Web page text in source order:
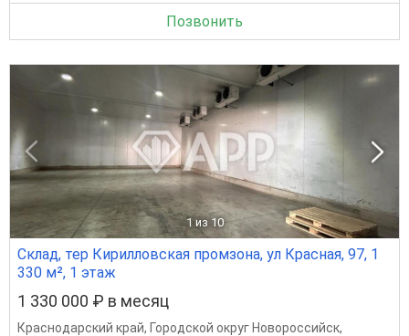
Позвонить
1 из 10
Склад, тер Кирилловская промзона, ул Красная, 97, 1
330 м², 1 этаж
1 330 000 ₽ в месяц
Краснодарский край, Городской округ Новороссийск,